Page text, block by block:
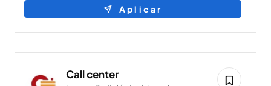
Aplicar
Call center